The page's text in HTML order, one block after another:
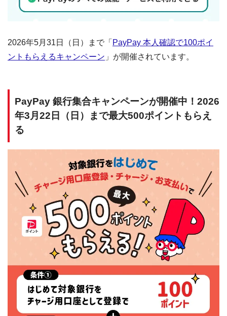
2026年5月31日（日）まで「 PayPay 本人確認で100ポイ
ントもらえるキャンペーン 」が開催されています。
PayPay 銀行集合キャンペーンが開催中！2026
年3月22日（日）まで最大500ポイントもらえ
る